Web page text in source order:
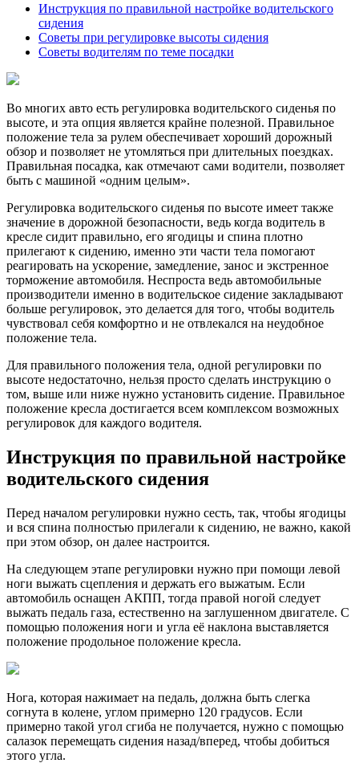
Инструкция по правильной настройке водительского
сидения
Советы при регулировке высоты сидения
Советы водителям по теме посадки
Во многих авто есть регулировка водительского сиденья по
высоте, и эта опция является крайне полезной. Правильное
положение тела за рулем обеспечивает хороший дорожный
обзор и позволяет не утомляться при длительных поездках.
Правильная посадка, как отмечают сами водители, позволяет
быть с машиной «одним целым».
Регулировка водительского сиденья по высоте имеет также
значение в дорожной безопасности, ведь когда водитель в
кресле сидит правильно, его ягодицы и спина плотно
прилегают к сидению, именно эти части тела помогают
реагировать на ускорение, замедление, занос и экстренное
торможение автомобиля. Неспроста ведь автомобильные
производители именно в водительское сидение закладывают
больше регулировок, это делается для того, чтобы водитель
чувствовал себя комфортно и не отвлекался на неудобное
положение тела.
Для правильного положения тела, одной регулировки по
высоте недостаточно, нельзя просто сделать инструкцию о
том, выше или ниже нужно установить сидение. Правильное
положение кресла достигается всем комплексом возможных
регулировок для каждого водителя.
Инструкция по правильной настройке
водительского сидения
Перед началом регулировки нужно сесть, так, чтобы ягодицы
и вся спина полностью прилегали к сидению, не важно, какой
при этом обзор, он далее настроится.
На следующем этапе регулировки нужно при помощи левой
ноги выжать сцепления и держать его выжатым. Если
автомобиль оснащен АКПП, тогда правой ногой следует
выжать педаль газа, естественно на заглушенном двигателе. С
помощью положения ноги и угла её наклона выставляется
положение продольное положение кресла.
Нога, которая нажимает на педаль, должна быть слегка
согнута в колене, углом примерно 120 градусов. Если
примерно такой угол сгиба не получается, нужно с помощью
салазок перемещать сидения назад/вперед, чтобы добиться
этого угла.